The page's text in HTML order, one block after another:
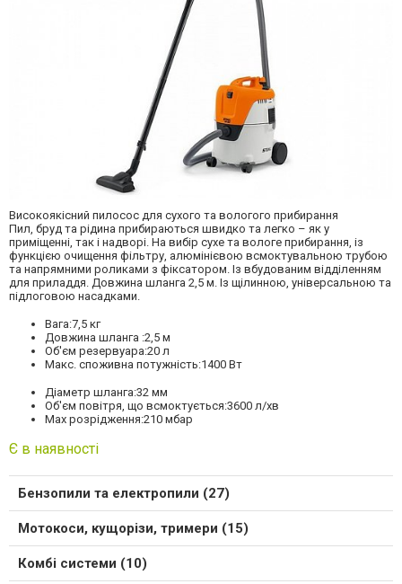
Високоякісний пилосос для сухого та вологого прибирання
Пил, бруд та рідина прибираються швидко та легко – як у
приміщенні, так і надворі. На вибір сухе та вологе прибирання, із
функцією очищення фільтру, алюмінієвою всмоктувальною трубою
та напрямними роликами з фіксатором. Із вбудованим відділенням
для приладдя. Довжина шланга 2,5 м. Із щілинною, універсальною та
підлоговою насадками.
Вага:7,5 кг
Довжина шланга :2,5 м
Об'єм резервуара:20 л
Макс. споживна потужність:1400 Вт
Діаметр шланга:32 мм
Об'єм повітря, що всмоктується:3600 л/хв
Мах розрідження:210 мбар
Є в наявності
Бензопили та електропили (27)
Мотокоси, кущорізи, тримери (15)
Комбі системи (10)